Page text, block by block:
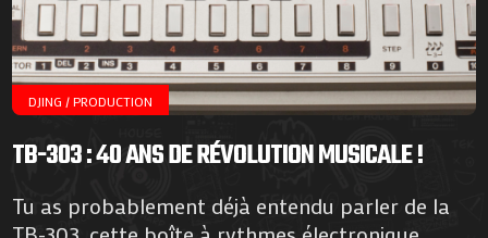
DJING / PRODUCTION
TB-303 : 40 ANS DE RÉVOLUTION MUSICALE !
Tu as probablement déjà entendu parler de la